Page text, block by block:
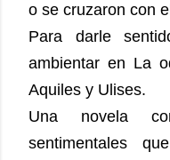
o se cruzaron con
Para darle
ambientar en La
Aquiles y Ulises.
Una novela
sentimentales